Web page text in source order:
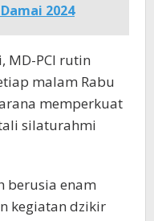
2024
MD-PCI rutin
malam Rabu
memperkuat
silaturahmi
berusia enam
kegiatan dzikir